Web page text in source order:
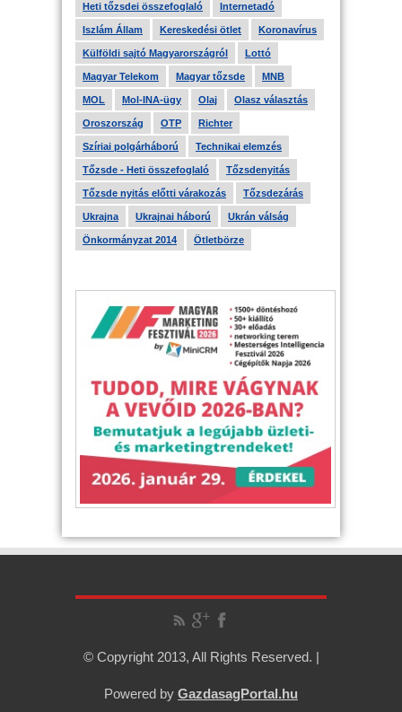
Heti tőzsdei összefoglaló Internetadó
Iszlám Állam Kereskedési ötlet Koronavírus
Külföldi sajtó Magyarországról Lottó
Magyar Telekom Magyar tőzsde MNB
MOL Mol-INA-ügy Olaj Olasz választás
Oroszország OTP Richter
Szíriai polgárháború Technikai elemzés
Tőzsde - Heti összefoglaló Tőzsdenyitás
Tőzsde nyitás előtti várakozás Tőzsdezárás
Ukrajna Ukrajnai háború Ukrán válság
Önkormányzat 2014 Ötletbörze
© Copyright 2013, All Rights Reserved. |
Powered by GazdasagPortal.hu